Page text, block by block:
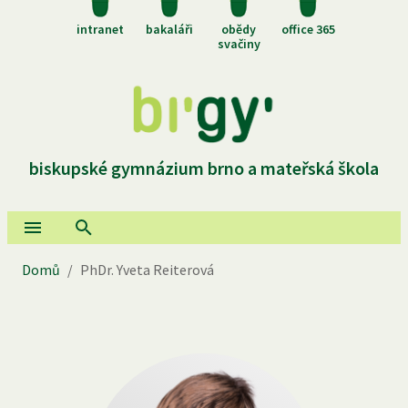
intranet bakaláři
obědy
svačiny
office 365
biskupské gymnázium brno a mateřská škola
Domů / PhDr. Yveta Reiterová